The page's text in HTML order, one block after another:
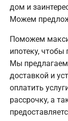
дом и
Можем
Поможем
ипотеку,
Мы
доставкой и
оплатить
рассрочку, а